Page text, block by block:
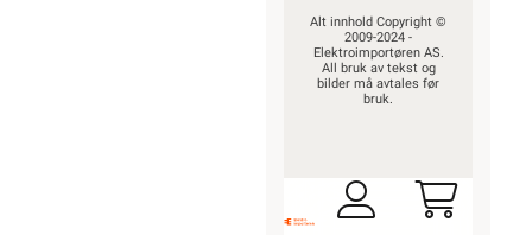
Alt innhold Copyright ©
2009-2024 -
Elektroimportøren AS.
All bruk av tekst og
bilder må avtales før
bruk.